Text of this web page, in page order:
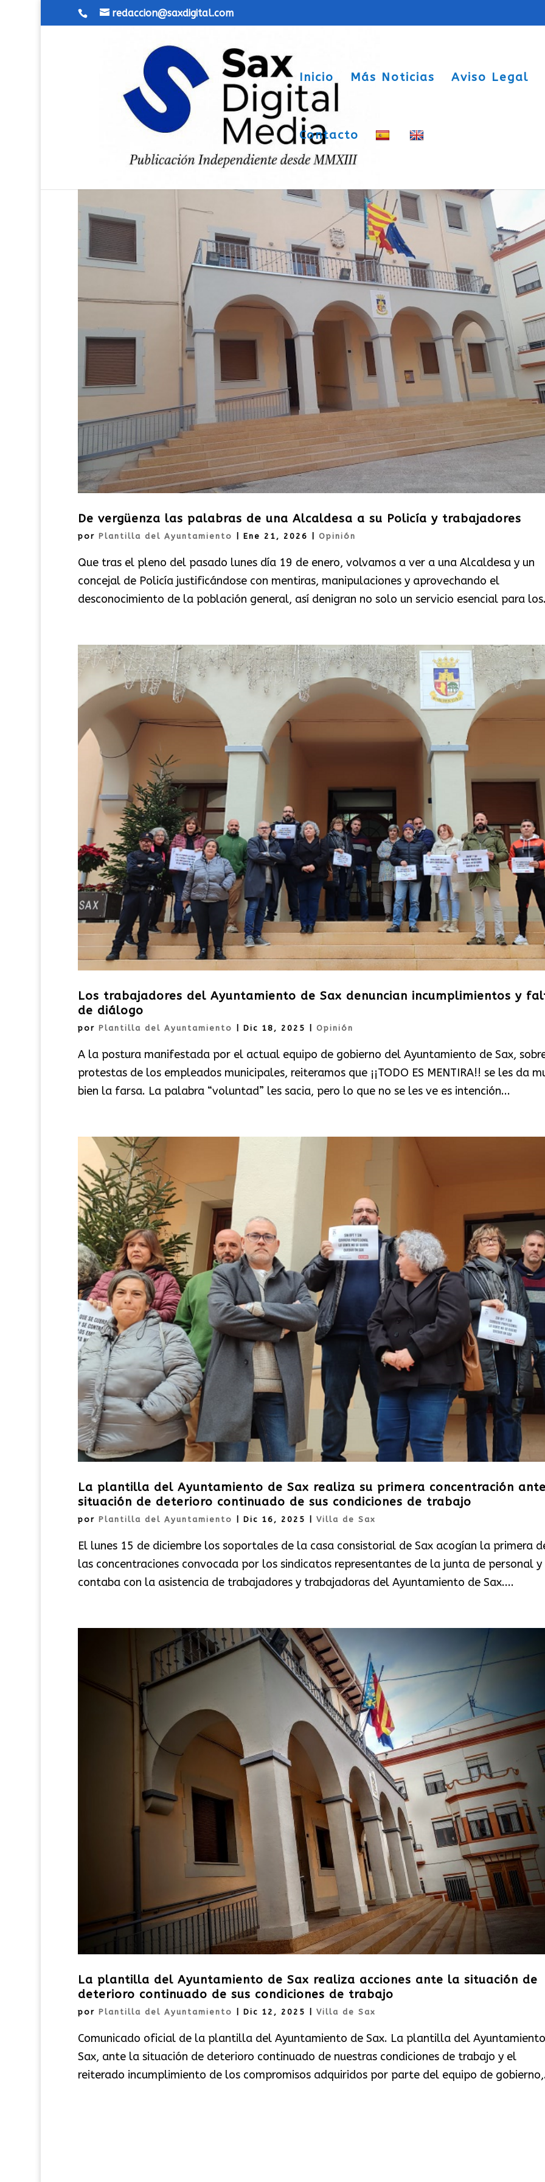
redaccion@saxdigital.com
Inicio Más Noticias Aviso Legal
Contacto
De vergüenza las palabras de una Alcaldesa a su Policía y trabajadores
por Plantilla del Ayuntamiento Ene 21, 2026 Opinión
Que tras el pleno del pasado lunes día 19 de enero, volvamos a ver a una Alcaldesa y un
concejal de Policía justificándose con mentiras, manipulaciones y aprovechando el
desconocimiento de la población general, así denigran no solo un servicio esencial para
Los trabajadores del Ayuntamiento de Sax denuncian incumplimientos y
de diálogo
por Plantilla del Ayuntamiento Dic 18, 2025 Opinión
A la postura manifestada por el actual equipo de gobierno del Ayuntamiento de Sax,
protestas de los empleados municipales, reiteramos que ¡¡TODO ES MENTIRA!! se les da
bien la farsa. La palabra “voluntad” les sacia, pero lo que no se les ve es intención...
La plantilla del Ayuntamiento de Sax realiza su primera concentración
situación de deterioro continuado de sus condiciones de trabajo
por Plantilla del Ayuntamiento Dic 16, 2025 Villa de Sax
El lunes 15 de diciembre los soportales de la casa consistorial de Sax acogían la primera
las concentraciones convocada por los sindicatos representantes de la junta de personal y
contaba con la asistencia de trabajadores y trabajadoras del Ayuntamiento de Sax....
La plantilla del Ayuntamiento de Sax realiza acciones ante la situación de
deterioro continuado de sus condiciones de trabajo
por Plantilla del Ayuntamiento Dic 12, 2025 Villa de Sax
Comunicado oficial de la plantilla del Ayuntamiento de Sax. La plantilla del
Sax, ante la situación de deterioro continuado de nuestras condiciones de trabajo y el
reiterado incumplimiento de los compromisos adquiridos por parte del equipo de